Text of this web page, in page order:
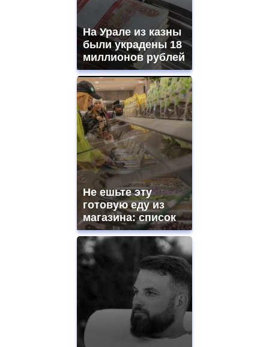
На Урале из казны
были украдены 18
миллионов рублей
Не ешьте эту
готовую еду из
магазина: список